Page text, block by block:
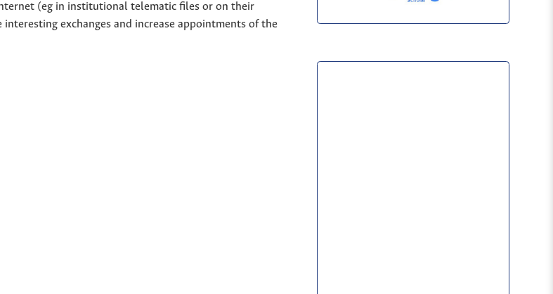
(eg in institutional telematic files or on their
exchanges and increase appointments of the